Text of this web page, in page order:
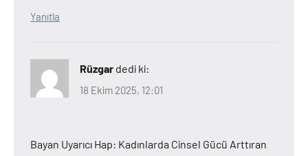
Yanıtla
Rüzgar dedi ki:
18 Ekim 2025, 12:01
Bayan Uyarıcı Hap: Kadınlarda Cinsel Gücü Arttıran